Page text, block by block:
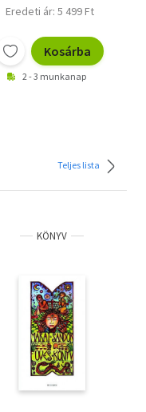
Eredeti ár: 5 499 Ft
Kosárba
2 - 3 munkanap
Teljes lista
KÖNYV